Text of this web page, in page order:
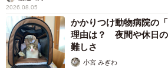
2026.08.05
かかりつけ動物病院の
理由は？ 夜間や休日
難しさ
小宮 みぎわ